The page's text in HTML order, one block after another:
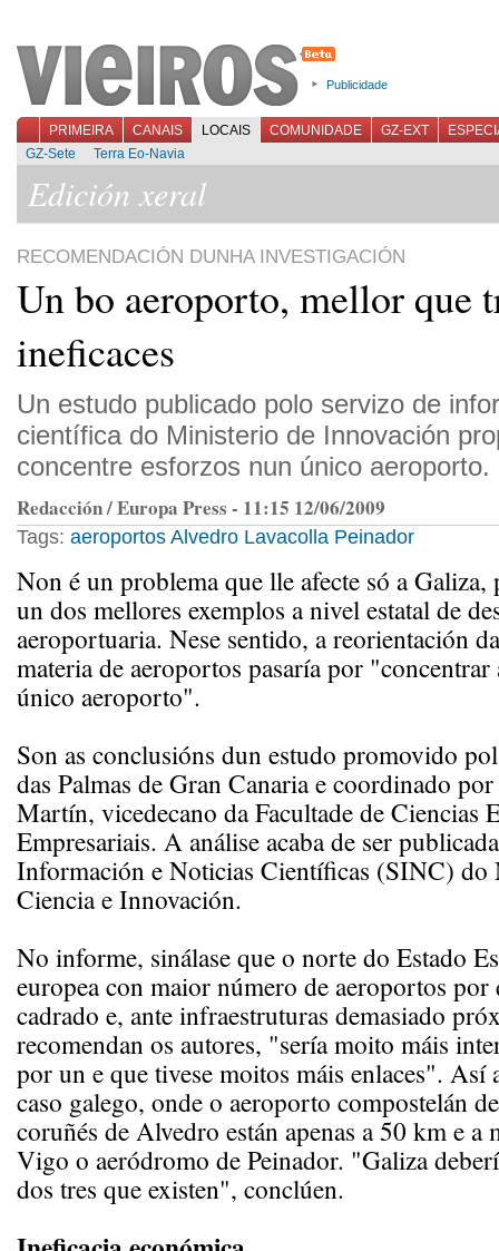
Publicidade
PRIMEIRA CANAIS LOCAIS COMUNIDADE GZ-EXT
GZ-Sete
Terra Eo-Navia
Edición xeral
RECOMENDACIÓN DUNHA INVESTIGACIÓN
Un bo aeroporto, mellor que
ineficaces
Un estudo publicado polo servizo de
científica do Ministerio de Innovación
concentre esforzos nun único aeroporto.
Redacción / Europa Press - 11:15 12/06/2009
Tags: aeroportos Alvedro Lavacolla Peinador
Non é un problema que lle afecte só a Galiza,
un dos mellores exemplos a nivel estatal de
aeroportuaria. Nese sentido, a reorientación
materia de aeroportos pasaría por
único aeroporto".
Son as conclusións dun estudo promovido
das Palmas de Gran Canaria e coordinado
Martín, vicedecano da Facultade de Ciencias
Empresariais. A análise acaba de ser
Información e Noticias Científicas (SINC) do
Ciencia e Innovación.
No informe, sinálase que o norte do Estado
europea con maior número de aeroportos
cadrado e, ante infraestruturas demasiado
recomendan os autores, "sería moito máis
por un e que tivese moitos máis enlaces". Así
caso galego, onde o aeroporto compostelán
coruñés de Alvedro están apenas a 50 km e a
Vigo o aeródromo de Peinador. "Galiza
dos tres que existen", conclúen.